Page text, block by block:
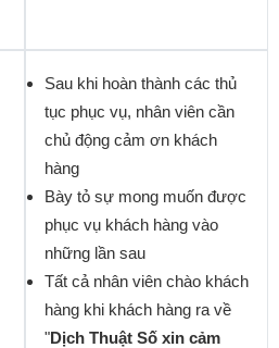
Sau khi hoàn thành các thủ
tục phục vụ, nhân viên cần
chủ động cảm ơn khách
hàng
Bày tỏ sự mong muốn được
phục vụ khách hàng vào
những lần sau
Tất cả nhân viên chào khách
hàng khi khách hàng ra về
"Dịch Thuật Số xin cảm